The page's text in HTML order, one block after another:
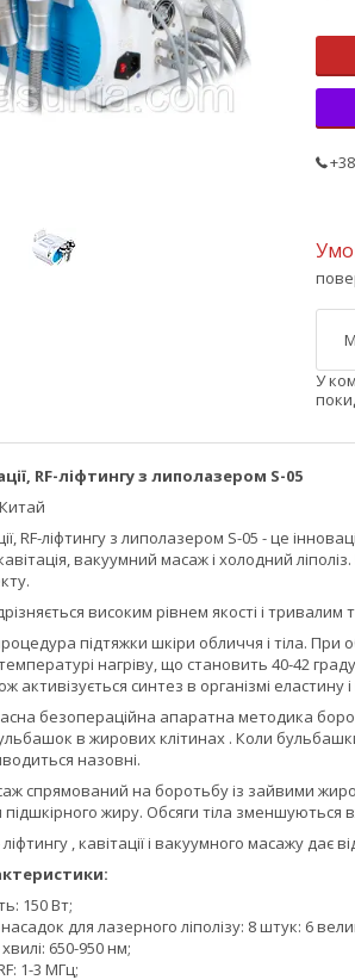
У
RF-ліфтингу з липолазером S-05
RF-ліфтингу з липолазером S-05 - це
кавітація, вакуумний масаж і холодний
високим рівнем якості і тривалим
підтяжки шкіри обличчя і тіла.
нагріву, що становить 40-42
активізується синтез в організмі
безопераційна апаратна методика
в жирових клітинах . Коли
назовні.
спрямований на боротьбу із зайвими
жиру. Обсяги тіла зменшуються
, кавітації і вакуумного масажу дає
150 Вт;
насадок для лазерного ліполізу: 8 штук: 6
650-950 нм;
1-3 МГц;